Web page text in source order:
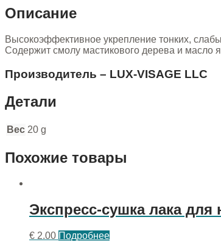
Описание
Высокоэффективное укрепление тонких,
Содержит смолу мастикового дерева и масло
Производитель – LUX-VISAGE LLC
Детали
Вес 20 g
Похожие товары
Экспресс-сушка лака
€ 2.00 Подробнее